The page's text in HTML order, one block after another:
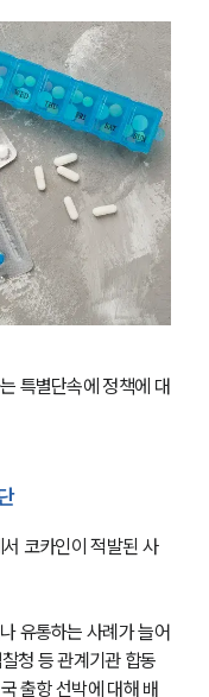
특별단속에 정책에 대
코카인이 적발된 사
유통하는 사례가 늘어
청 등 관계기관 합동
출항 선박에 대해 배